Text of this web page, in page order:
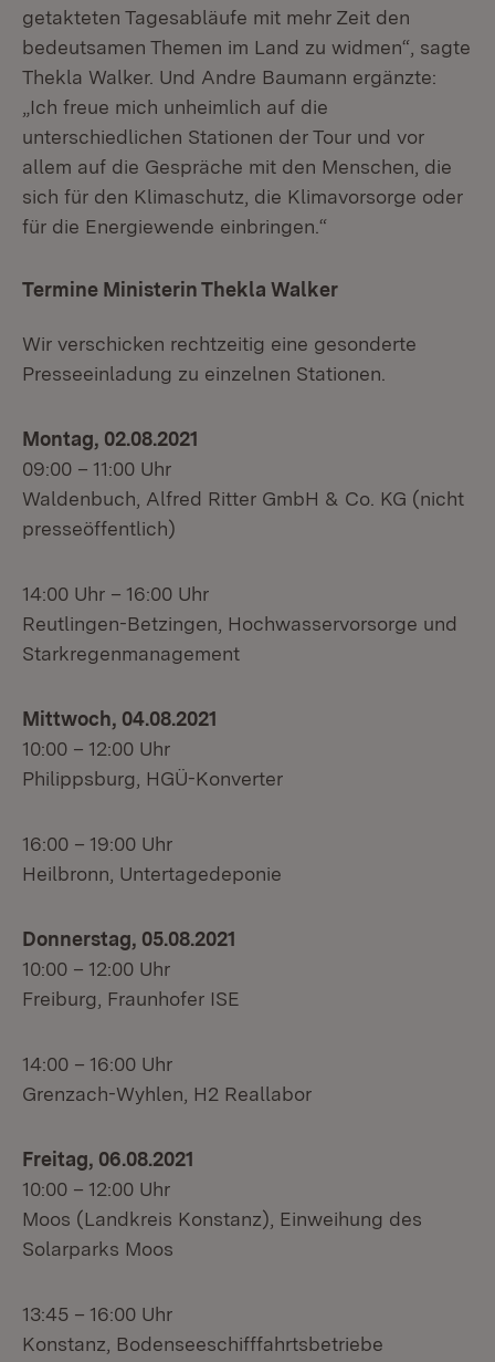
getakteten Tagesabläufe mit mehr Zeit den
bedeutsamen Themen im Land zu widmen“, sagte
Thekla Walker. Und Andre Baumann ergänzte:
„Ich freue mich unheimlich auf die
unterschiedlichen Stationen der Tour und vor
allem auf die Gespräche mit den Menschen, die
sich für den Klimaschutz, die Klimavorsorge oder
für die Energiewende einbringen.“
Termine Ministerin Thekla Walker
Wir verschicken rechtzeitig eine gesonderte
Presseeinladung zu einzelnen Stationen.
Montag, 02.08.2021
09:00 – 11:00 Uhr
Waldenbuch, Alfred Ritter GmbH & Co. KG (nicht
presseöffentlich)
14:00 Uhr – 16:00 Uhr
Reutlingen-Betzingen, Hochwasservorsorge und
Starkregenmanagement
Mittwoch, 04.08.2021
10:00 – 12:00 Uhr
Philippsburg, HGÜ-Konverter
16:00 – 19:00 Uhr
Heilbronn, Untertagedeponie
Donnerstag, 05.08.2021
10:00 – 12:00 Uhr
Freiburg, Fraunhofer ISE
14:00 – 16:00 Uhr
Grenzach-Wyhlen, H2 Reallabor
Freitag, 06.08.2021
10:00 – 12:00 Uhr
Moos (Landkreis Konstanz), Einweihung des
Solarparks Moos
13:45 – 16:00 Uhr
Konstanz, Bodenseeschifffahrtsbetriebe